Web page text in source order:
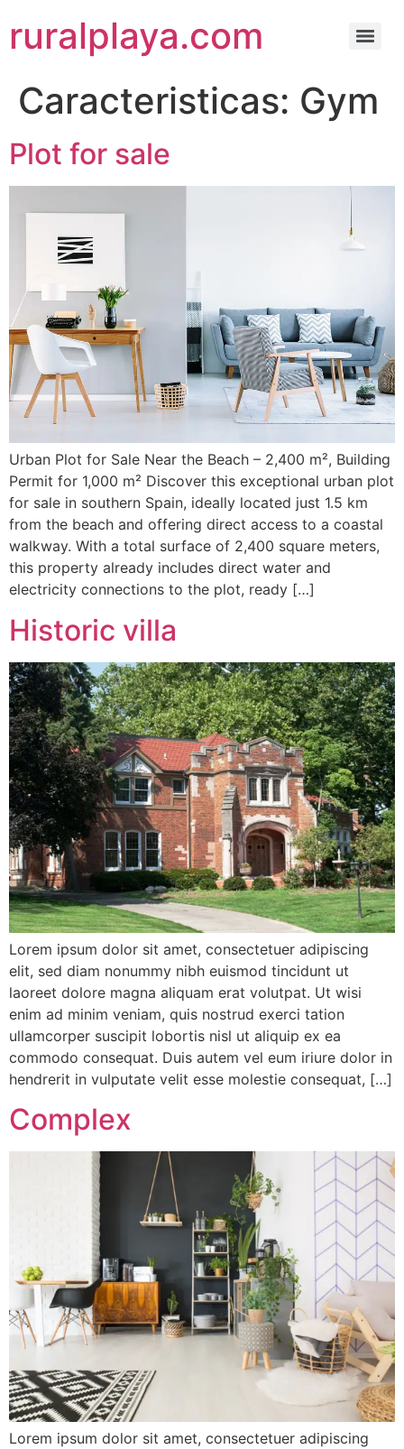
ruralplaya.com
Caracteristicas: Gym
Plot for sale
Urban Plot for Sale Near the Beach – 2,400 m², Building
Permit for 1,000 m² Discover this exceptional urban plot
for sale in southern Spain, ideally located just 1.5 km
from the beach and offering direct access to a coastal
walkway. With a total surface of 2,400 square meters,
this property already includes direct water and
electricity connections to the plot, ready […]
Historic villa
Lorem ipsum dolor sit amet, consectetuer adipiscing
elit, sed diam nonummy nibh euismod tincidunt ut
laoreet dolore magna aliquam erat volutpat. Ut wisi
enim ad minim veniam, quis nostrud exerci tation
ullamcorper suscipit lobortis nisl ut aliquip ex ea
commodo consequat. Duis autem vel eum iriure dolor in
hendrerit in vulputate velit esse molestie consequat, […]
Complex
Lorem ipsum dolor sit amet, consectetuer adipiscing